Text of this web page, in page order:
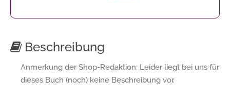
Beschreibung
Anmerkung der Shop-Redaktion: Leider liegt bei uns für
dieses Buch (noch) keine Beschreibung vor.